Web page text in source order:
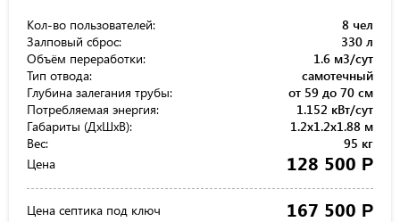
Кол-во пользователей:
8 чел
Залповый сброс:
330 л
Объём переработки:
1.6 м3/сут
Тип отвода:
самотечный
Глубина залегания трубы:
от 59 до 70 см
Потребляемая энергия:
1.152 кВт/сут
Габариты (ДхШхВ):
1.2x1.2x1.88 м
Вес:
95 кг
Цена
128 500 Р
Цена септика под ключ 167 500 Р